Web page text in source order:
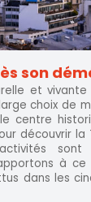
son
et
choix de
centre
découvrir la
à
dans les